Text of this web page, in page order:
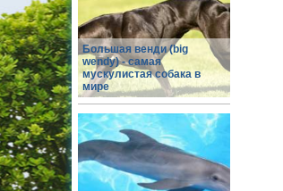
Большая венди (big
wendy) - самая
мускулистая собака в
мире